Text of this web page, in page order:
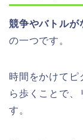
競争やバトルが
の一つです。
時間をかけてピ
ら歩くことで、
す。